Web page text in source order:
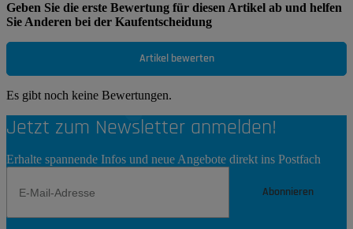
Geben Sie die erste Bewertung für diesen Artikel ab und helfen
Sie Anderen bei der Kaufentscheidung
Artikel bewerten
Es gibt noch keine Bewertungen.
Jetzt zum Newsletter anmelden!
Erhalte spannende Infos und neue Angebote direkt ins Postfach
Abonnieren